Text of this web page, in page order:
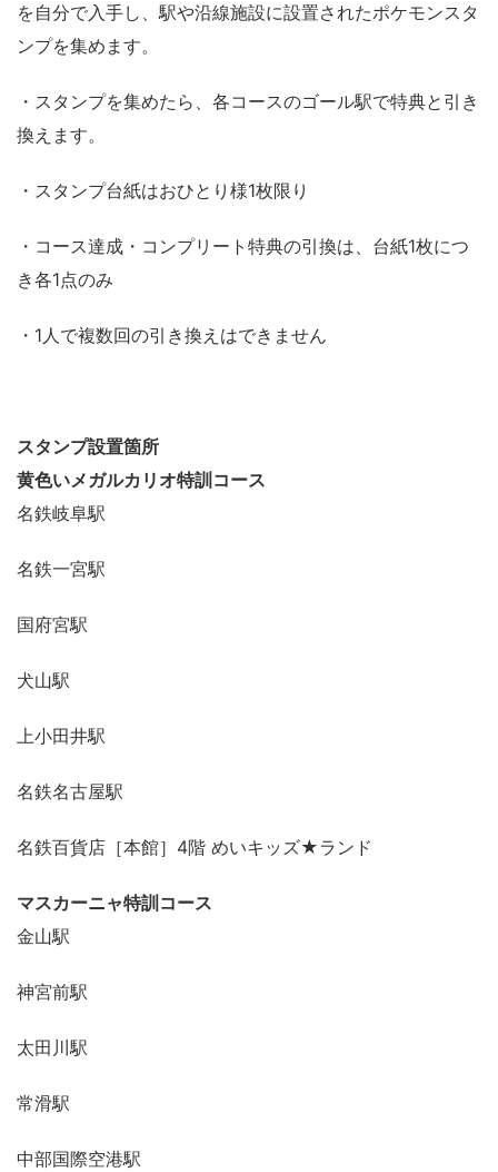
を自分で入手し、駅や沿線施設に設置されたポケモンスタ
ンプを集めます。
・スタンプを集めたら、各コースのゴール駅で特典と引き
換えます。
・スタンプ台紙はおひとり様1枚限り
・コース達成・コンプリート特典の引換は、台紙1枚につ
き各1点のみ
・1人で複数回の引き換えはできません
スタンプ設置箇所
黄色いメガルカリオ特訓コース
名鉄岐阜駅
名鉄一宮駅
国府宮駅
犬山駅
上小田井駅
名鉄名古屋駅
名鉄百貨店［本館］4階 めいキッズ★ランド
マスカーニャ特訓コース
金山駅
神宮前駅
太田川駅
常滑駅
中部国際空港駅